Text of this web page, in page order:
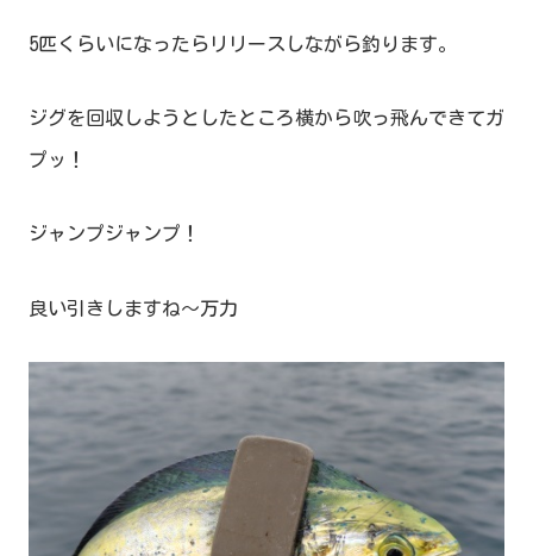
5匹くらいになったらリリースしながら釣ります。
ジグを回収しようとしたところ横から吹っ飛んできてガ
プッ！
ジャンプジャンプ！
良い引きしますね～万力